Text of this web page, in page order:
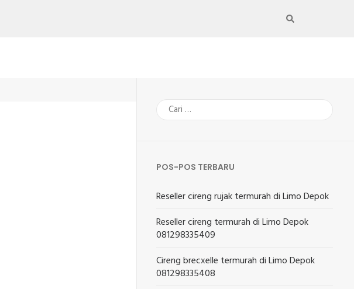
Cari
untuk:
POS-POS TERBARU
Reseller cireng rujak termurah di Limo Depok
Reseller cireng termurah di Limo Depok
081298335409
Cireng brecxelle termurah di Limo Depok
081298335408